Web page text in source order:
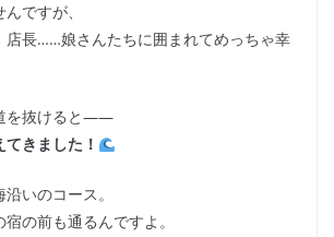
ですが、
店長……娘さんたちに囲まれてめっちゃ幸
を抜けると――
きました！
いのコース。
の前も通るんですよ。